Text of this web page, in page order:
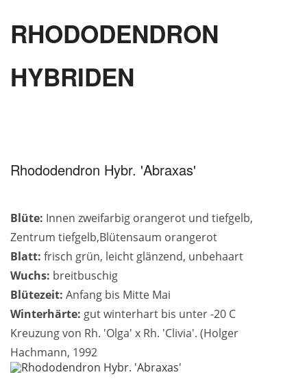
RHODODENDRON
HYBRIDEN
Rhododendron Hybr. 'Abraxas'
Blüte: Innen zweifarbig orangerot und tiefgelb,
Zentrum tiefgelb,Blütensaum orangerot
Blatt: frisch grün, leicht glänzend, unbehaart
Wuchs: breitbuschig
Blütezeit: Anfang bis Mitte Mai
Winterhärte: gut winterhart bis unter -20 C
Kreuzung von Rh. 'Olga' x Rh. 'Clivia'. (Holger
Hachmann, 1992